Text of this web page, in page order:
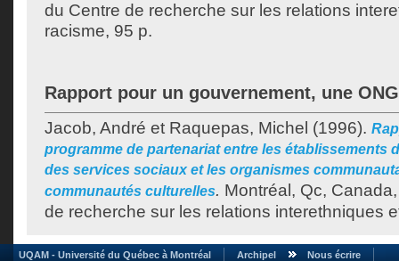
du Centre de recherche sur les relations
racisme, 95 p.
Rapport pour un gouvernement, une ONG
Jacob, André et Raquepas, Michel (1996).
programme de partenariat entre les établissements
des services sociaux et les organismes
communautés culturelles. Montréal, Qc,
de recherche sur les relations interethniques
UQAM - Université du Québec à Montréal Archipel Nous écrire